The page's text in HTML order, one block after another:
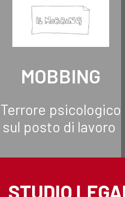
MOBBING
Terrore psicologico
sul posto di lavoro
STUDIO